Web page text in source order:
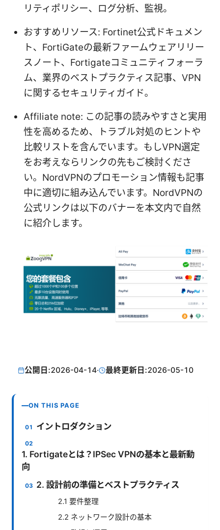
リティポリシー、ログ分析、監視。
おすすめリソース: Fortinet公式ドキュメン
ト、FortiGateの最新ファームウェアリリー
スノート、Fortigateコミュニティフォーラ
ム、業界のベストプラクティス記事、VPN
に関するセキュリティガイド。
Affiliate note: この記事の読みやすさと実用
性を高めるため、トラブル対処のヒントや
比較リストを含んでいます。もしVPN選定
をお考えならリンクの先もご検討くださ
い。NordVPNのプロモーション情報も記事
中に適切に組み込んでいます。NordVPNの
公式リンクは以下のバナーを本文内で自然
に紹介します。
公開日:2026-04-14· 最終更新日:2026-05-10
ON THIS PAGE
イントロダクション
1. Fortigateとは？IPSec VPNの基本と最新動
向
2. 設計前の準備とベストプラクティス
2.1 要件整理
2.2 ネットワーク設計の基本